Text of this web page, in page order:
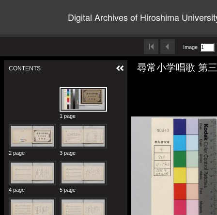
Digital Archives of Hiroshima